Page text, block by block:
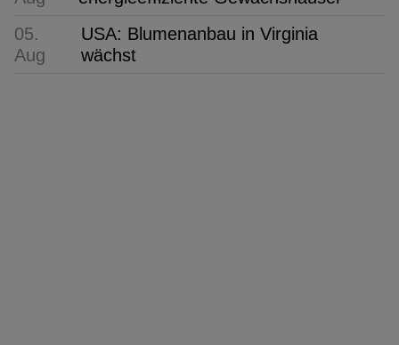
05.
Aug
USA: Blumenanbau in Virginia
wächst